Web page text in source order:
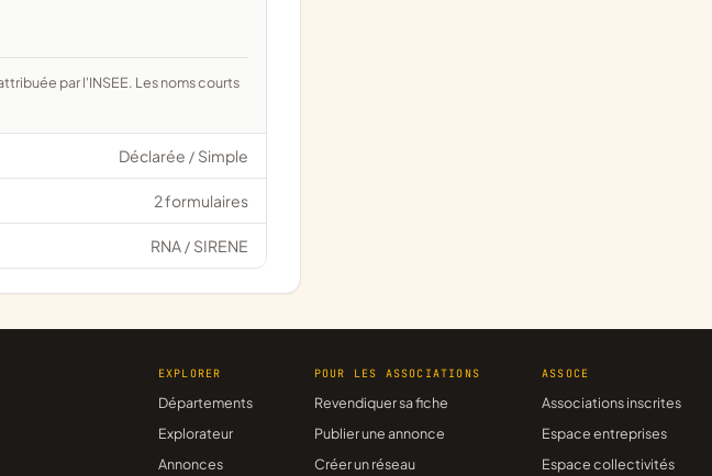
Déclarée / Simple
2 formulaires
RNA / SIRENE
EXPLORER
Départements
Explorateur
Annonces
POUR LES ASSOCIATIONS
Revendiquer sa fiche
Publier une annonce
Créer un réseau
ASSOCE
Associations inscrites
Espace entreprises
Espace collectivités